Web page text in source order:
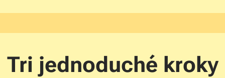
Tri jednoduché kroky